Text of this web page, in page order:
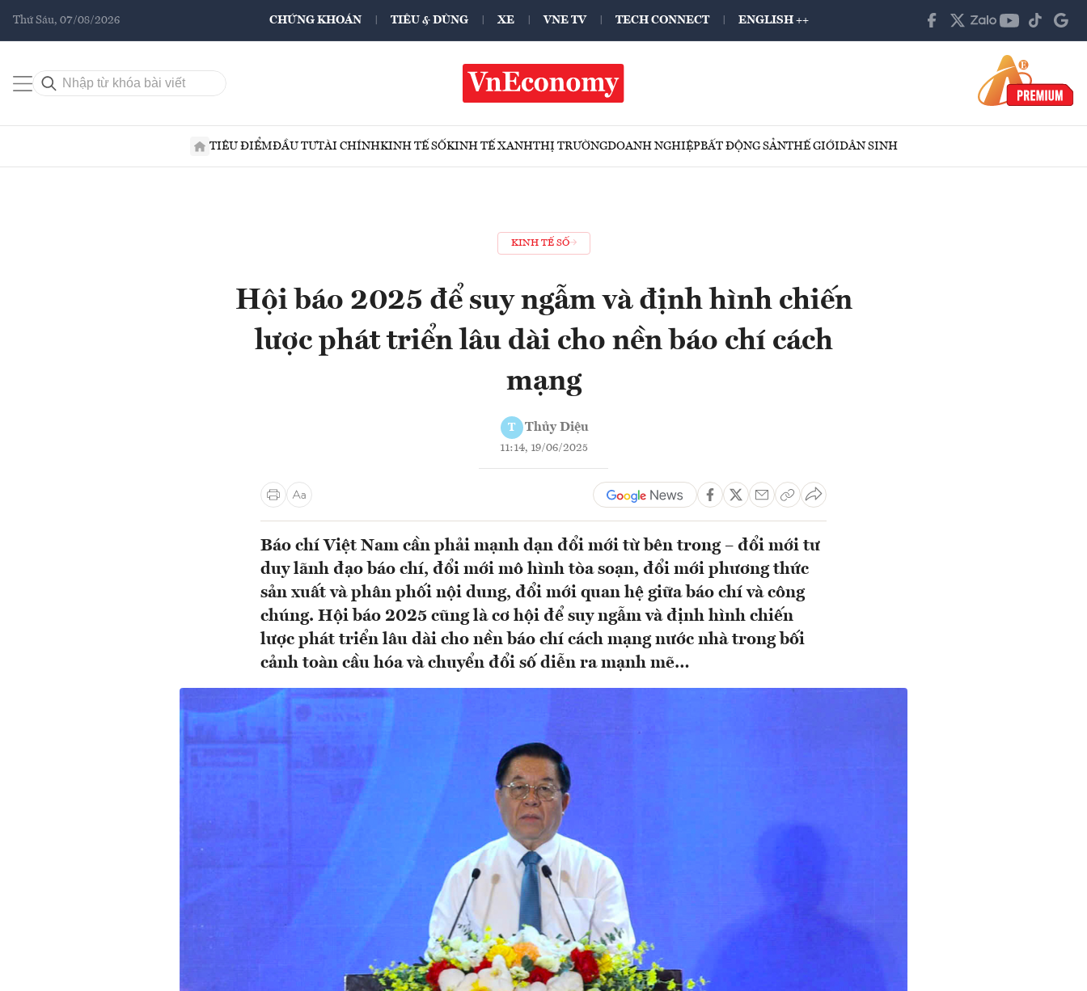
Thứ Sáu, 07/08/2026 CHỨNG KHOÁN TIÊU & DÙNG XE VNE TV TECH CONNECT ENGLISH ++
TIÊU ĐIỂMĐẦU TƯTÀI CHÍNHKINH TẾ SỐKINH TẾ XANHTHỊ TRƯỜNGDOANH NGHIỆPBẤT ĐỘNG SẢNTHẾ GIỚIDÂN SINH
KINH TẾ SỐ
Hội báo 2025 để suy ngẫm và định hình chiến
lược phát triển lâu dài cho nền báo chí cách
mạng
T Thủy Diệu
11:14, 19/06/2025
Báo chí Việt Nam cần phải mạnh dạn đổi mới từ bên trong – đổi mới tư
duy lãnh đạo báo chí, đổi mới mô hình tòa soạn, đổi mới phương thức
sản xuất và phân phối nội dung, đổi mới quan hệ giữa báo chí và công
chúng. Hội báo 2025 cũng là cơ hội để suy ngẫm và định hình chiến
lược phát triển lâu dài cho nền báo chí cách mạng nước nhà trong bối
cảnh toàn cầu hóa và chuyển đổi số diễn ra mạnh mẽ…